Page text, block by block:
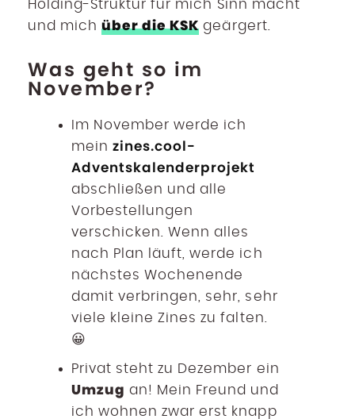
Holding-Struktur für mich Sinn macht
und michüber die KSK geärgert.
Was geht so im
November?
Im November werde ich
mein zines.cool-
Adventskalenderprojekt
abschließen und alle
Vorbestellungen
verschicken. Wenn alles
nach Plan läuft, werde ich
nächstes Wochenende
damit verbringen, sehr, sehr
viele kleine Zines zu falten.
😀
Privat steht zu Dezember ein
Umzug an! Mein Freund und
ich wohnen zwar erst knapp